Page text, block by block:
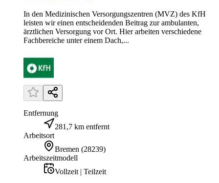
In den Medizinischen Versorgungszentren (MVZ) des KfH
leisten wir einen entscheidenden Beitrag zur ambulanten,
ärztlichen Versorgung vor Ort. Hier arbeiten verschiedene
Fachbereiche unter einem Dach,...
Entfernung
281,7 km entfernt
Arbeitsort
Bremen (28239)
Arbeitszeitmodell
Vollzeit | Teilzeit